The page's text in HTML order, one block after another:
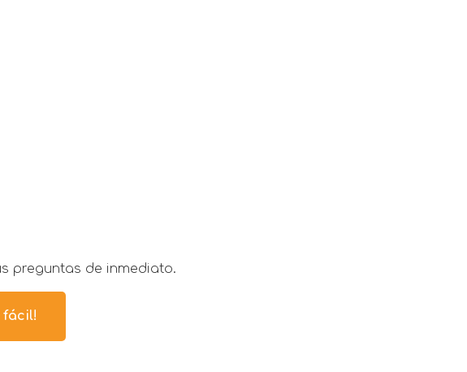
preguntas de inmediato.
fácil!